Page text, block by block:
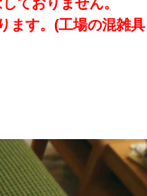
ます。(工場の混雑具